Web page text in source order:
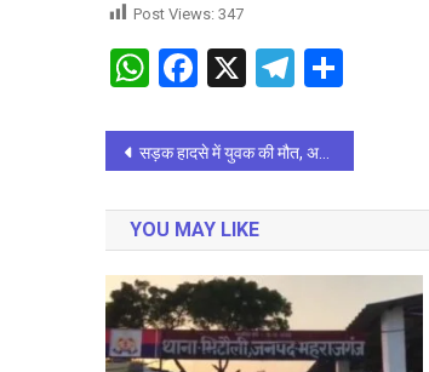
Post Views: 347
WhatsApp
Facebook
X Telegram
Post
navigation
सड़क हादसे में युवक की मौत, अज्ञात वाहन की टक्कर से गई जान
YOU MAY LIKE